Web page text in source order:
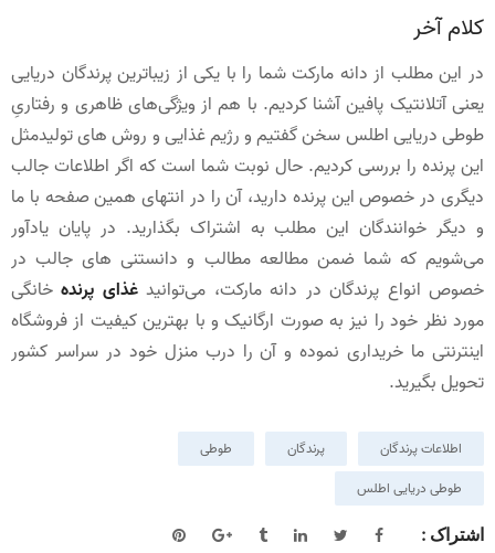
کلام آخر
در این مطلب از دانه مارکت شما را با یکی از زیباترین پرندگان دریایی
یعنی آتلانتیک پافین آشنا کردیم. با هم از ویژگی‌های ظاهری و رفتاریِ
طوطی دریایی اطلس سخن گفتیم و رژیم غذایی و روش های تولیدمثل
این پرنده را بررسی کردیم. حال نوبت شما است که اگر اطلاعات جالب
دیگری در خصوص این پرنده دارید، آن را در انتهای همین صفحه با ما
و دیگر خوانندگان این مطلب به اشتراک بگذارید. در پایان یادآور
می‌شویم که شما ضمن مطالعه مطالب و دانستنی های جالب در
خصوص انواع پرندگان در دانه مارکت، می‌توانیدغذای پرندهخانگی
مورد نظر خود را نیز به صورت ارگانیک و با بهترین کیفیت از فروشگاه
اینترنتی ما خریداری نموده و آن را درب منزل خود در سراسر کشور
تحویل بگیرید.
اطلاعات پرندگان پرندگان
طوطی
طوطی دریایی اطلس
اشتراک :